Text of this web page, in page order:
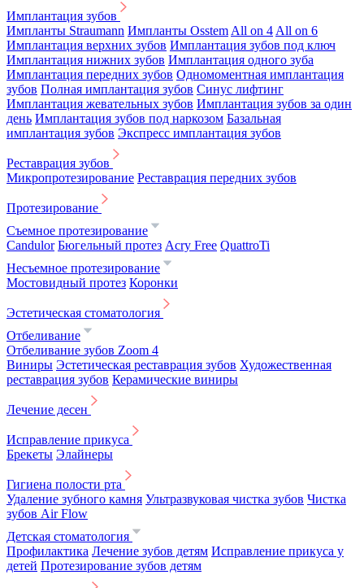
Имплантация зубов
Импланты Straumann Импланты Osstem All on 4 All on 6
Имплантация верхних зубов Имплантация зубов под ключ
Имплантация нижних зубов Имплантация одного зуба
Имплантация передних зубов Одномоментная имплантация
зубов Полная имплантация зубов Синус лифтинг
Имплантация жевательных зубов Имплантация зубов за один
день Имплантация зубов под наркозом Базальная
имплантация зубов Экспресс имплантация зубов
Реставрация зубов
Микропротезирование Реставрация передних зубов
Протезирование
Съемное протезирование
Candulor Бюгельный протез Acry Free QuattroTi
Несъемное протезирование
Мостовидный протез Коронки
Эстетическая стоматология
Отбеливание
Отбеливание зубов Zoom 4
Виниры Эстетическая реставрация зубов Художественная
реставрация зубов Керамические виниры
Лечение десен
Исправление прикуса
Брекеты Элайнеры
Гигиена полости рта
Удаление зубного камня Ультразвуковая чистка зубов Чистка
зубов Air Flow
Детская стоматология
Профилактика Лечение зубов детям Исправление прикуса у
детей Протезирование зубов детям